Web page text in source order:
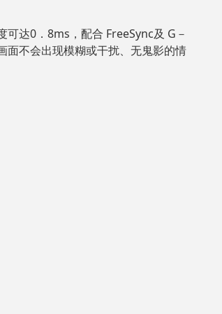
可达0．8ms，配合 FreeSync及 G－
面不会出现模糊或干扰、无鬼影的情